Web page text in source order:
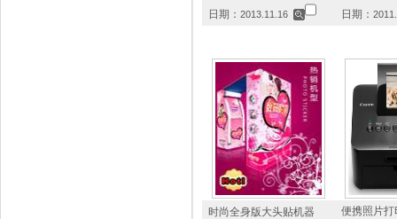
日期： 2013.11.16
日期：
时尚全身版大头贴机器
便携照片